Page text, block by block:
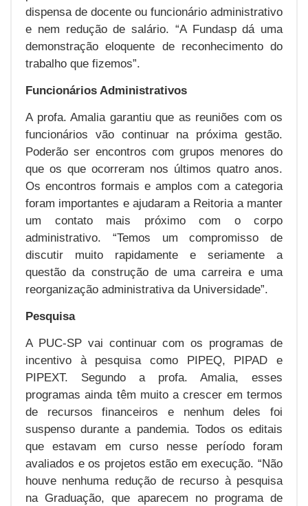
dispensa de docente ou funcionário administrativo
e nem redução de salário. “A Fundasp dá uma
demonstração eloquente de reconhecimento do
trabalho que fizemos”.
Funcionários Administrativos
A profa. Amalia garantiu que as reuniões com os
funcionários vão continuar na próxima gestão.
Poderão ser encontros com grupos menores do
que os que ocorreram nos últimos quatro anos.
Os encontros formais e amplos com a categoria
foram importantes e ajudaram a Reitoria a manter
um contato mais próximo com o corpo
administrativo. “Temos um compromisso de
discutir muito rapidamente e seriamente a
questão da construção de uma carreira e uma
reorganização administrativa da Universidade”.
Pesquisa
A PUC-SP vai continuar com os programas de
incentivo à pesquisa como PIPEQ, PIPAD e
PIPEXT. Segundo a profa. Amalia, esses
programas ainda têm muito a crescer em termos
de recursos financeiros e nenhum deles foi
suspenso durante a pandemia. Todos os editais
que estavam em curso nesse período foram
avaliados e os projetos estão em execução. “Não
houve nenhuma redução de recurso à pesquisa
na Graduação, que aparecem no programa de